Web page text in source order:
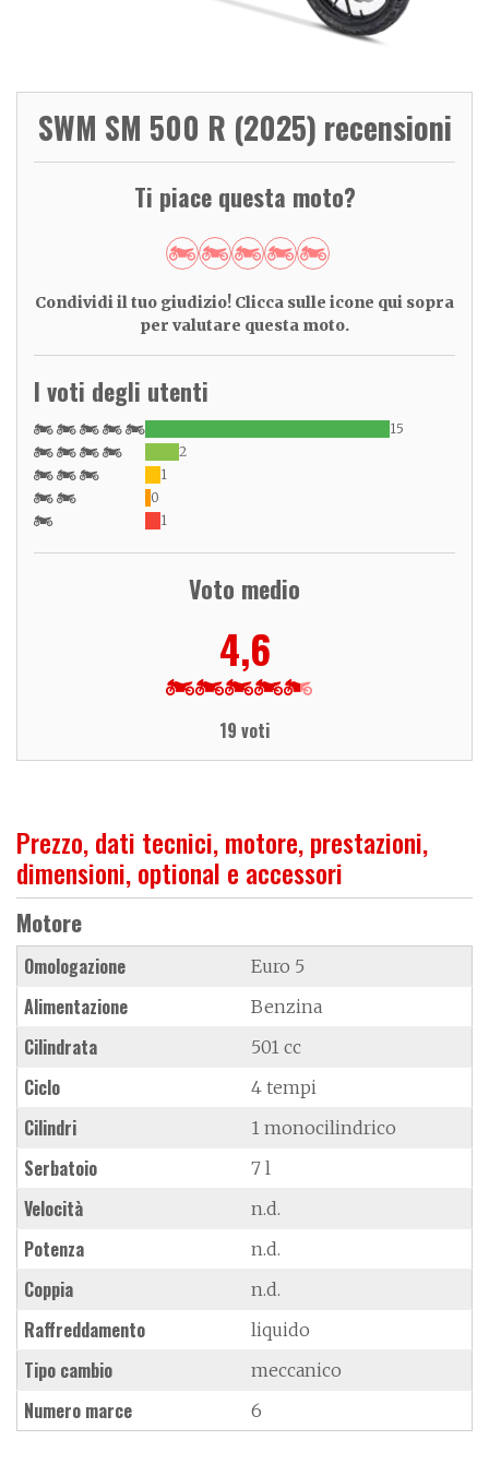
SWM SM 500 R (2025) recensioni
Ti piace questa moto?
Condividi il tuo giudizio! Clicca sulle icone qui sopra
per valutare questa moto.
I voti degli utenti
15
2
1
0
1
Voto medio
4,6
19 voti
Prezzo, dati tecnici, motore, prestazioni,
dimensioni, optional e accessori
Motore
Omologazione Euro 5
Alimentazione Benzina
Cilindrata 501 cc
Ciclo 4 tempi
Cilindri 1 monocilindrico
Serbatoio 7 l
Velocità n.d.
Potenza n.d.
Coppia n.d.
Raffreddamento liquido
Tipo cambio meccanico
Numero marce 6